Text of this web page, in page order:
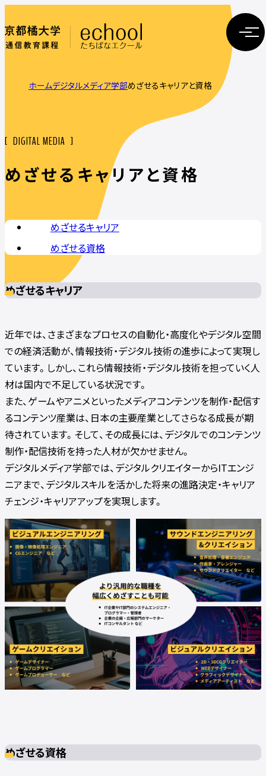
ホームデジタルメディア学部めざせるキャリアと資格
DIGITAL MEDIA
めざせるキャリアと資格
めざせるキャリア
めざせる資格
めざせるキャリア
近年では、さまざまなプロセスの自動化・高度化やデジタル空間
での経済活動が、情報技術・デジタル技術の進歩によって実現し
ています。しかし、これら情報技術・デジタル技術を担っていく人
材は国内で不足している状況です。
また、ゲームやアニメといったメディアコンテンツを制作・配信す
るコンテンツ産業は、日本の主要産業としてさらなる成長が期
待されています。そして、その成長には、デジタルでのコンテンツ
制作・配信技術を持った人材が欠かせません。
デジタルメディア学部では、デジタルクリエイターからITエンジ
ニアまで、デジタルスキルを活かした将来の進路決定・キャリア
チェンジ・キャリアアップを実現します。
めざせる資格